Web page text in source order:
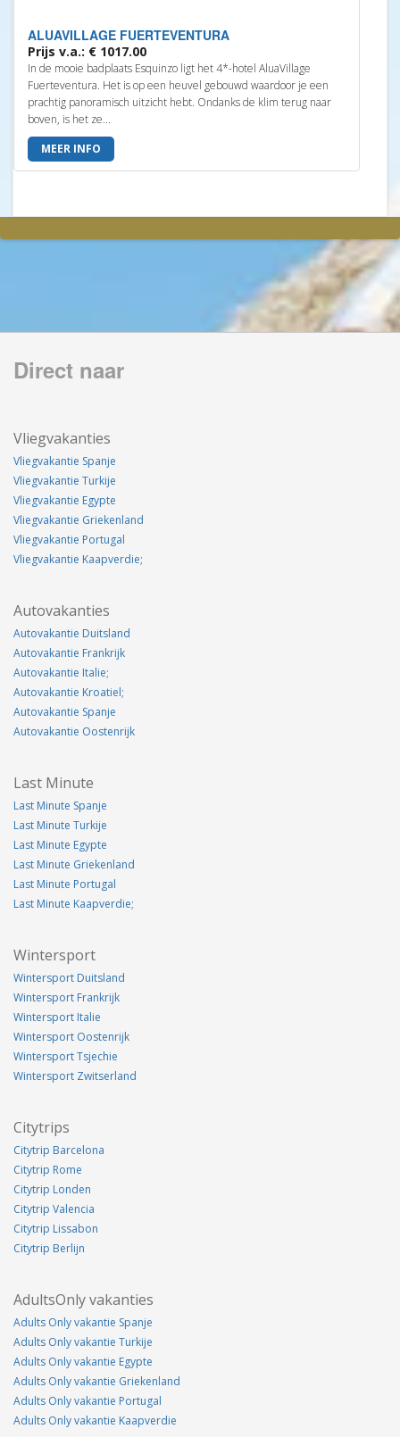
ALUAVILLAGE FUERTEVENTURA
Prijs v.a.: € 1017.00
In de mooie badplaats Esquinzo ligt het 4*-hotel AluaVillage
Fuerteventura. Het is op een heuvel gebouwd waardoor je een
prachtig panoramisch uitzicht hebt. Ondanks de klim terug naar
boven, is het ze...
MEER INFO
Direct naar
Vliegvakanties
Vliegvakantie Spanje
Vliegvakantie Turkije
Vliegvakantie Egypte
Vliegvakantie Griekenland
Vliegvakantie Portugal
Vliegvakantie Kaapverdie;
Autovakanties
Autovakantie Duitsland
Autovakantie Frankrijk
Autovakantie Italie;
Autovakantie Kroatiel;
Autovakantie Spanje
Autovakantie Oostenrijk
Last Minute
Last Minute Spanje
Last Minute Turkije
Last Minute Egypte
Last Minute Griekenland
Last Minute Portugal
Last Minute Kaapverdie;
Wintersport
Wintersport Duitsland
Wintersport Frankrijk
Wintersport Italie
Wintersport Oostenrijk
Wintersport Tsjechie
Wintersport Zwitserland
Citytrips
Citytrip Barcelona
Citytrip Rome
Citytrip Londen
Citytrip Valencia
Citytrip Lissabon
Citytrip Berlijn
AdultsOnly vakanties
Adults Only vakantie Spanje
Adults Only vakantie Turkije
Adults Only vakantie Egypte
Adults Only vakantie Griekenland
Adults Only vakantie Portugal
Adults Only vakantie Kaapverdie